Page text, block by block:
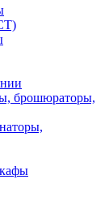
брошюраторы,